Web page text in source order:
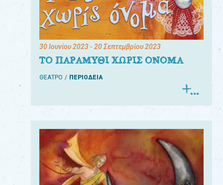
30 Ιουνίου 2023- 20 Σεπτεμβρίου 2023
ΤΟ ΠΑΡΑΜΥΘΙ ΧΩΡΙΣ ΟΝΟΜΑ
ΘΕΑΤΡΟ ΠΕΡΙΟΔΕΙΑ